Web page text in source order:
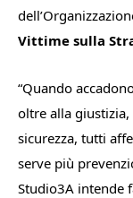
Vittime sulla
“Quando
oltre alla
sicurezza, tutti
serve più
Studio3A intende